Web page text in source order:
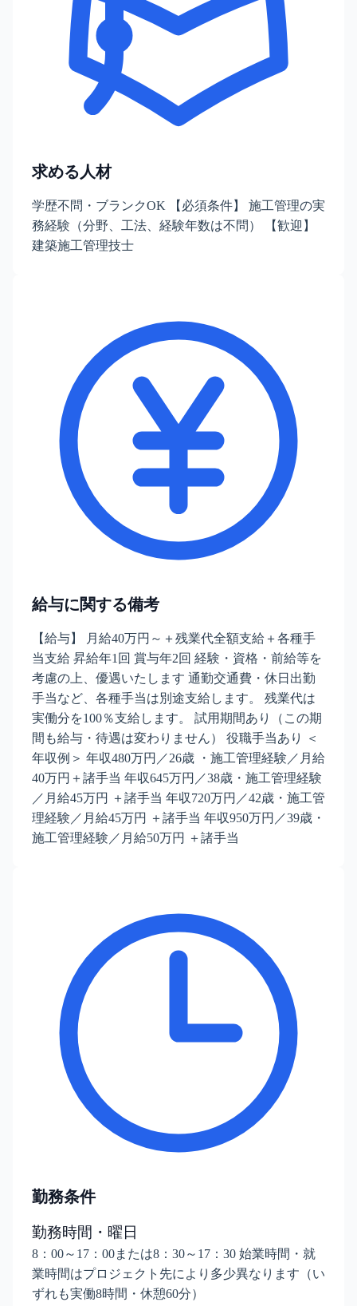
求める人材
学歴不問・ブランクOK 【必須条件】 施工管理の実
務経験（分野、工法、経験年数は不問） 【歓迎】
建築施工管理技士
給与に関する備考
【給与】 月給40万円～＋残業代全額支給＋各種手
当支給 昇給年1回 賞与年2回 経験・資格・前給等を
考慮の上、優遇いたします 通勤交通費・休日出勤
手当など、各種手当は別途支給します。 残業代は
実働分を100％支給します。 試用期間あり（この期
間も給与・待遇は変わりません） 役職手当あり ＜
年収例＞ 年収480万円／26歳 ・施工管理経験／月給
40万円＋諸手当 年収645万円／38歳・施工管理経験
／月給45万円 ＋諸手当 年収720万円／42歳・施工管
理経験／月給45万円 ＋諸手当 年収950万円／39歳・
施工管理経験／月給50万円 ＋諸手当
勤務条件
勤務時間・曜日
8：00～17：00または8：30～17：30 始業時間・就
業時間はプロジェクト先により多少異なります（い
ずれも実働8時間・休憩60分）